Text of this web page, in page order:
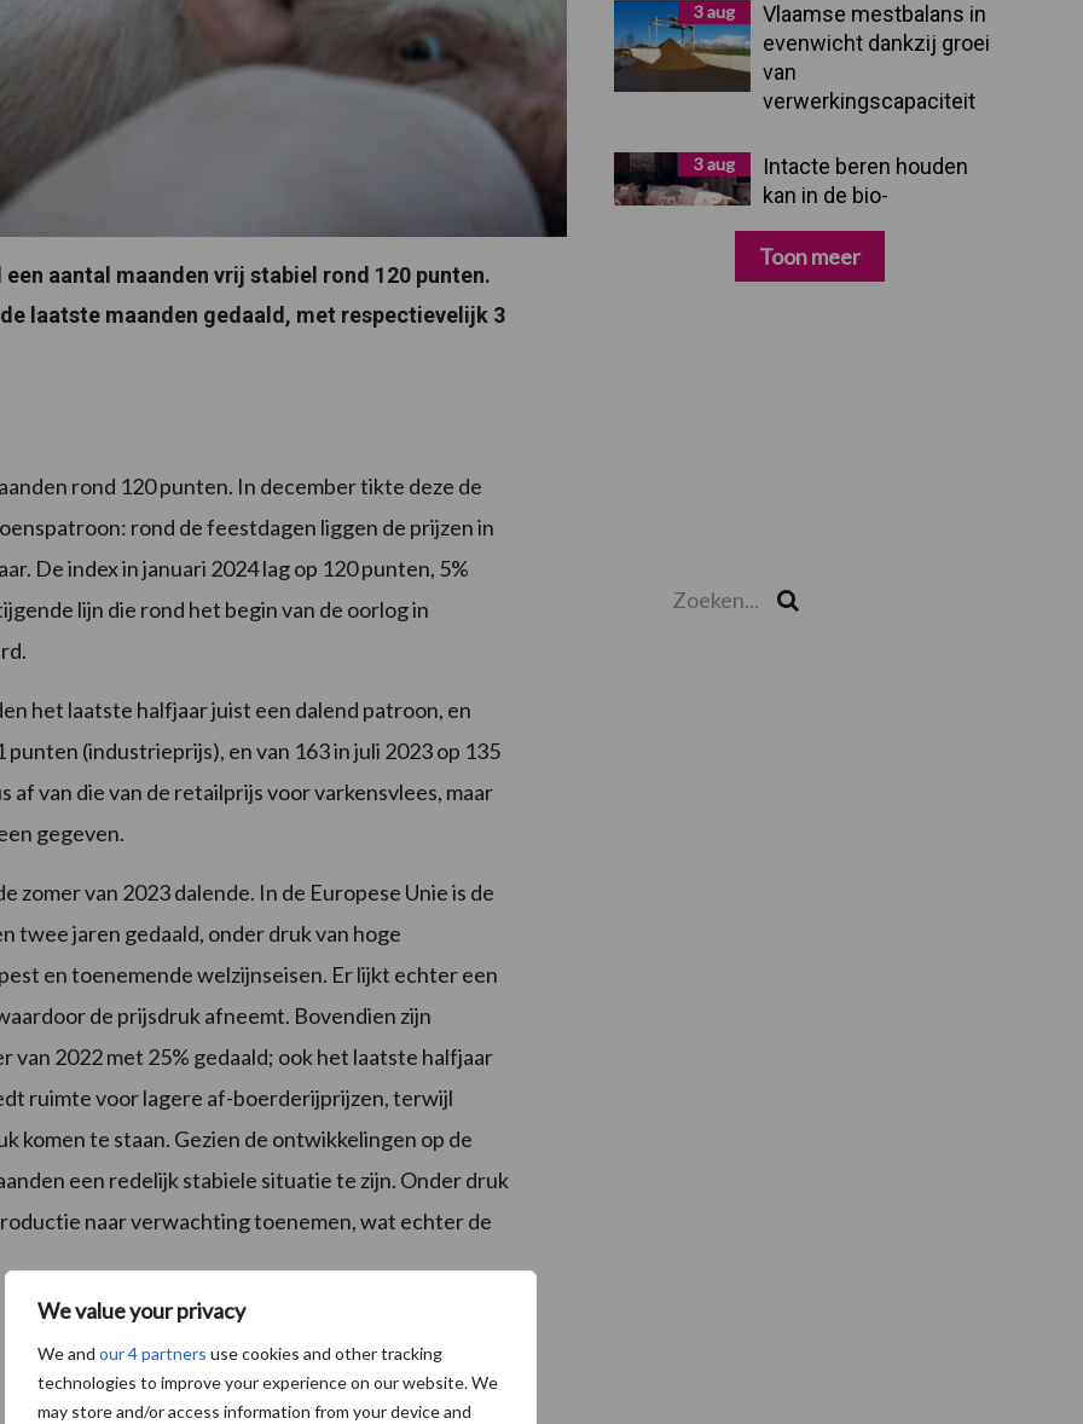
We value your privacy
We and our 4 partners use cookies and other tracking
technologies to improve your experience on our website. We
may store and/or access information from your device and
aantal maanden vrij stabiel rond 120 punten.
laatste maanden gedaald, met respectievelijk 3
rond 120 punten. In december tikte deze de
rond de feestdagen liggen de prijzen in
De index in januari 2024 lag op 120 punten, 5%
lijn die rond het begin van de oorlog in
het laatste halfjaar juist een dalend patroon, en
punten (industrieprijs), en van 163 in juli 2023 op 135
van die van de retailprijs voor varkensvlees, maar
gegeven.
zomer van 2023 dalende. In de Europese Unie is de
twee jaren gedaald, onder druk van hoge
en toenemende welzijnseisen. Er lijkt echter een
de prijsdruk afneemt. Bovendien zijn
van 2022 met 25% gedaald; ook het laatste halfjaar
ruimte voor lagere af-boerderijprijzen, terwijl
komen te staan. Gezien de ontwikkelingen op de
een redelijk stabiele situatie te zijn. Onder druk
naar verwachting toenemen, wat echter de
3 aug
Vlaamse mestbalans in
evenwicht dankzij groei
van
verwerkingscapaciteit
3 aug
Intacte beren houden
kan in de bio-
varkenshouderij, maar
dan moet alles kloppen
Toon meer